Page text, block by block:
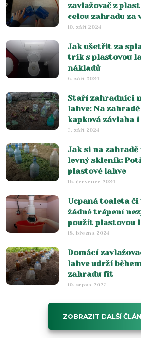
zavlažovač z
celou zahradu za
10. září 2024
Jak ušetřit za
trik s plastovou
nákladů
6. září 2024
Staří zahradníci
lahve: Na
kapková závlaha
3. září 2024
Jak si na
levný skleník:
plastové lahve
16. července 2024
Ucpaná toaleta či
žádné trápení
použít plastovou
18. března 2024
Domácí
lahve udrží
zahradu fit
10. srpna 2023
ZOBRAZIT DALŠÍ